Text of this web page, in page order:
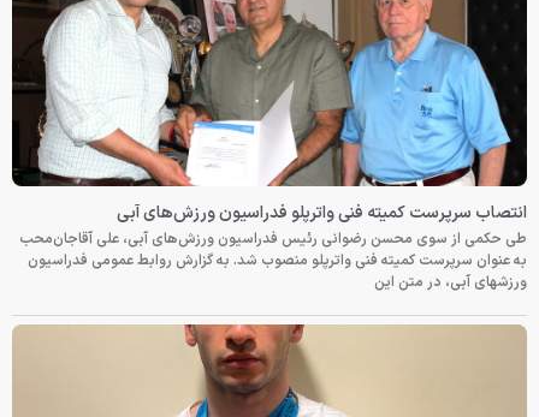
انتصاب سرپرست کمیته فنی واترپلو فدراسیون ورزش‌های آبی
طی حکمی از سوی محسن رضوانی رئیس فدراسیون ورزش‌های آبی، علی آقاجان‌محب
به عنوان سرپرست کمیته فنی واترپلو منصوب شد. به گزارش روابط عمومی فدراسیون
ورزشهای آبی، در متن این